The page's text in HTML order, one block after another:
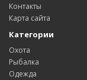
Контакты
Карта сайта
Категории
Охота
Рыбалка
Одежда